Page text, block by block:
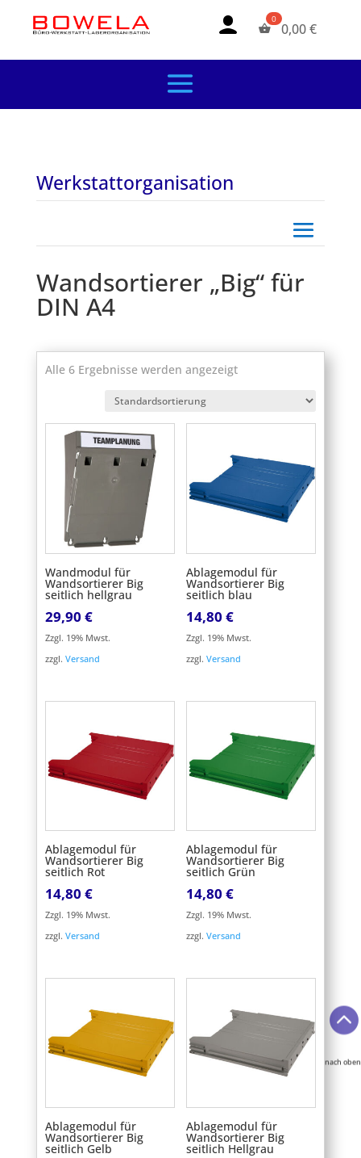
0,00€
Werkstattorganisation
Wandsortierer „Big“ für
DIN A4
Alle 6 Ergebnisse werden angezeigt
Wandmodul für
Wandsortierer Big
seitlich hellgrau
29,90 €
Zzgl. 19% Mwst.
zzgl. Versand
Ablagemodul für
Wandsortierer Big
seitlich blau
14,80 €
Zzgl. 19% Mwst.
zzgl. Versand
Ablagemodul für
Wandsortierer Big
seitlich Rot
14,80 €
Zzgl. 19% Mwst.
zzgl. Versand
Ablagemodul für
Wandsortierer Big
seitlich Grün
14,80 €
Zzgl. 19% Mwst.
zzgl. Versand
Ablagemodul für
Wandsortierer Big
seitlich Gelb
Ablagemodul für
Wandsortierer Big
seitlich Hellgrau

nach oben